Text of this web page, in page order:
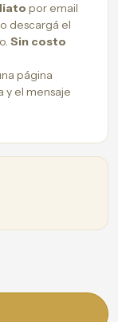
por email
descargá el
Sin costo
página
y el mensaje